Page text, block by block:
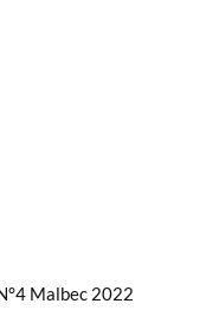
Malbec 2022